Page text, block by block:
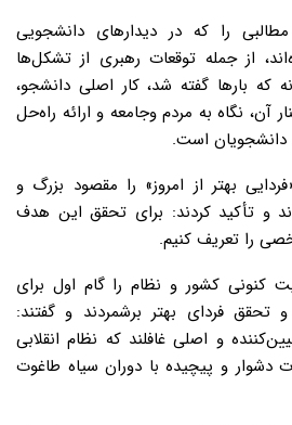
مطالبی را که در دیدارهای دانشجویی
از جمله توقعات رهبری از تشکل‌ها
که بارها گفته شد، کار اصلی دانشجو،
آن، نگاه به مردم وجامعه و ارائه راه‌حل
است.
بهتر از امروز» را مقصود بزرگ و
و تأکید کردند: برای تحقق این هدف
را تعریف کنیم.
کنونی کشور و نظام را گام اول برای
فردای بهتر برشمردند و گفتند:
و اصلی غافلند که نظام انقلابی
دشوار و پیچیده با دوران سیاه طاغوت